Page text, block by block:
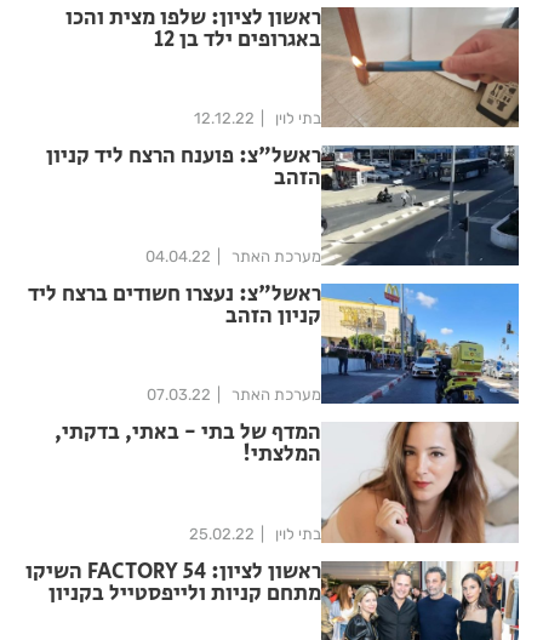
ראשון לציון: שלפו מצית והכו
באגרופים ילד בן 12
בתי לוין 12.12.22
ראשל"צ: פוענח הרצח ליד קניון
הזהב
מערכת האתר 04.04.22
ראשל"צ: נעצרו חשודים ברצח ליד
קניון הזהב
מערכת האתר 07.03.22
המדף של בתי - באתי, בדקתי,
המלצתי!
בתי לוין 25.02.22
ראשון לציון: FACTORY 54 השיקו
מתחם קניות ולייפסטייל בקניון